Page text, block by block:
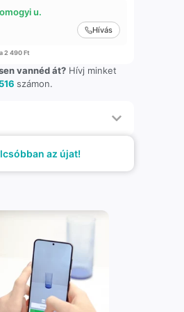
u.
Hívás
2 490 Ft
vannéd át? Hívj minket
számon.
az újat!